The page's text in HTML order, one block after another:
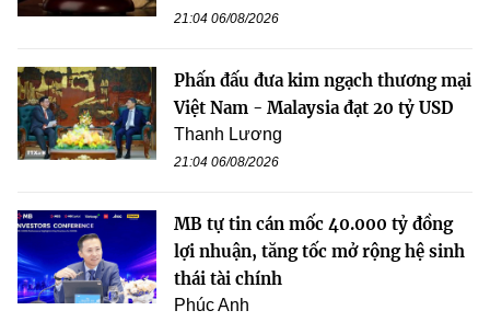
21:04 06/08/2026
Phấn đấu đưa kim ngạch thương mại
Việt Nam - Malaysia đạt 20 tỷ USD
Thanh Lương
21:04 06/08/2026
MB tự tin cán mốc 40.000 tỷ đồng
lợi nhuận, tăng tốc mở rộng hệ sinh
thái tài chính
Phúc Anh